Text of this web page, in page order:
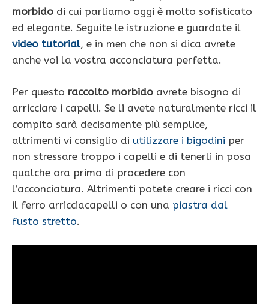
morbido di cui parliamo oggi è molto sofisticato
ed elegante. Seguite le istruzione e guardate il
video tutorial, e in men che non si dica avrete
anche voi la vostra acconciatura perfetta.
Per questo raccolto morbido avrete bisogno di
arricciare i capelli. Se li avete naturalmente ricci il
compito sarà decisamente più semplice,
altrimenti vi consiglio di utilizzare i bigodini per
non stressare troppo i capelli e di tenerli in posa
qualche ora prima di procedere con
l’acconciatura. Altrimenti potete creare i ricci con
il ferro arricciacapelli o con una piastra dal
fusto stretto.